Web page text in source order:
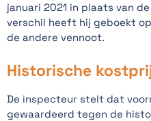
januari 2021 in plaats van
verschil heeft hij geboekt
de andere vennoot.
Historische
De inspecteur stelt dat
gewaardeerd tegen de